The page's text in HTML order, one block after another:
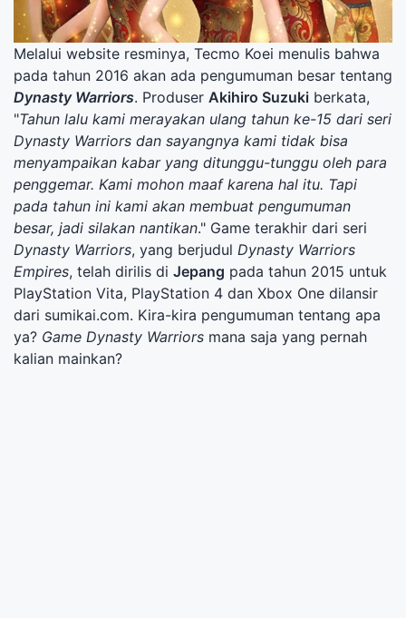
Melalui website resminya, Tecmo Koei menulis bahwa
pada tahun 2016 akan ada pengumuman besar tentang
Dynasty Warriors. Produser Akihiro Suzuki berkata,
"Tahun lalu kami merayakan ulang tahun ke-15 dari seri
Dynasty Warriors dan sayangnya kami tidak bisa
menyampaikan kabar yang ditunggu-tunggu oleh para
penggemar. Kami mohon maaf karena hal itu. Tapi
pada tahun ini kami akan membuat pengumuman
besar, jadi silakan nantikan." Game terakhir dari seri
Dynasty Warriors, yang berjudul Dynasty Warriors
Empires, telah dirilis di Jepang pada tahun 2015 untuk
PlayStation Vita, PlayStation 4 dan Xbox One dilansir
dari sumikai.com. Kira-kira pengumuman tentang apa
ya? Game Dynasty Warriors mana saja yang pernah
kalian mainkan?